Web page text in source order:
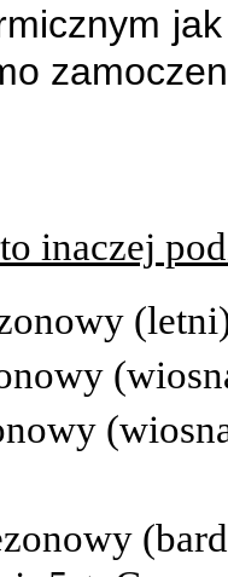
inaczej